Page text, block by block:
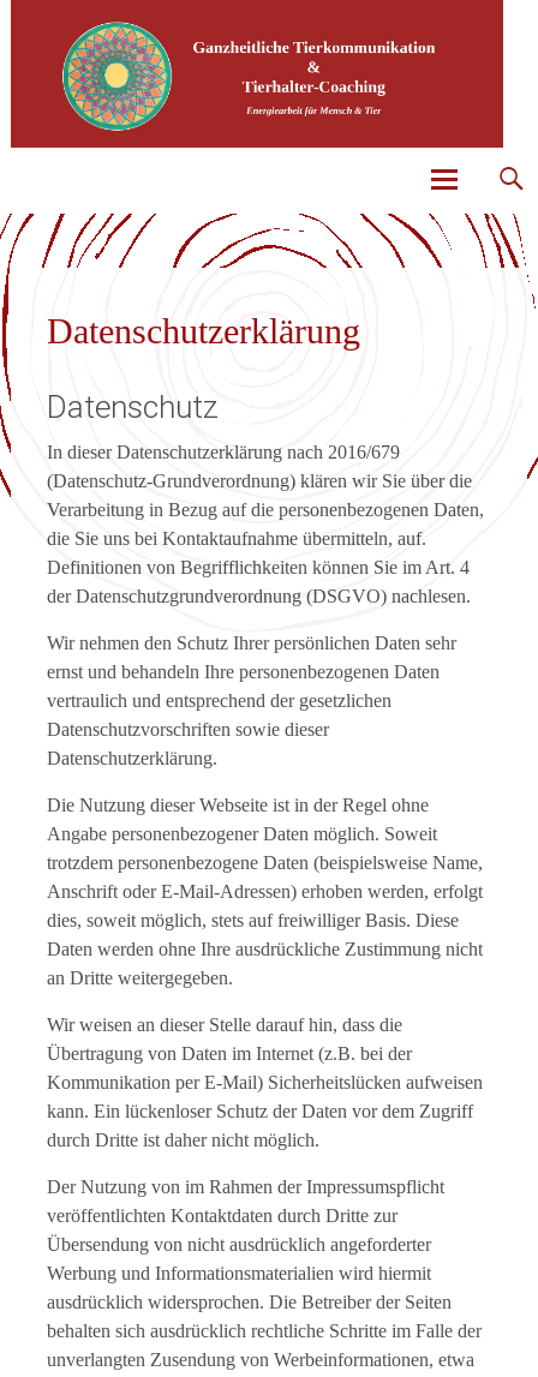
Tierfrequenzen by Barbara Getrey-Martin
Skip
to
content
Datenschutzerklärung
Datenschutz
In dieser Datenschutzerklärung nach 2016/679
(Datenschutz-Grundverordnung) klären wir Sie über die
Verarbeitung in Bezug auf die personenbezogenen Daten,
die Sie uns bei Kontaktaufnahme übermitteln, auf.
Definitionen von Begrifflichkeiten können Sie im Art. 4
der Datenschutzgrundverordnung (DSGVO) nachlesen.
Wir nehmen den Schutz Ihrer persönlichen Daten sehr
ernst und behandeln Ihre personenbezogenen Daten
vertraulich und entsprechend der gesetzlichen
Datenschutzvorschriften sowie dieser
Datenschutzerklärung.
Die Nutzung dieser Webseite ist in der Regel ohne
Angabe personenbezogener Daten möglich. Soweit
trotzdem personenbezogene Daten (beispielsweise Name,
Anschrift oder E-Mail-Adressen) erhoben werden, erfolgt
dies, soweit möglich, stets auf freiwilliger Basis. Diese
Daten werden ohne Ihre ausdrückliche Zustimmung nicht
an Dritte weitergegeben.
Wir weisen an dieser Stelle darauf hin, dass die
Übertragung von Daten im Internet (z.B. bei der
Kommunikation per E-Mail) Sicherheitslücken aufweisen
kann. Ein lückenloser Schutz der Daten vor dem Zugriff
durch Dritte ist daher nicht möglich.
Der Nutzung von im Rahmen der Impressumspflicht
veröffentlichten Kontaktdaten durch Dritte zur
Übersendung von nicht ausdrücklich angeforderter
Werbung und Informationsmaterialien wird hiermit
ausdrücklich widersprochen. Die Betreiber der Seiten
behalten sich ausdrücklich rechtliche Schritte im Falle der
unverlangten Zusendung von Werbeinformationen, etwa